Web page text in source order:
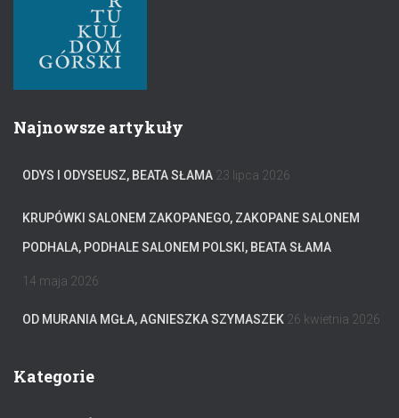
Najnowsze artykuły
ODYS I ODYSEUSZ, BEATA SŁAMA 23 lipca 2026
KRUPÓWKI SALONEM ZAKOPANEGO, ZAKOPANE SALONEM
PODHALA, PODHALE SALONEM POLSKI, BEATA SŁAMA
14 maja 2026
OD MURANIA MGŁA, AGNIESZKA SZYMASZEK 26 kwietnia 2026
Kategorie